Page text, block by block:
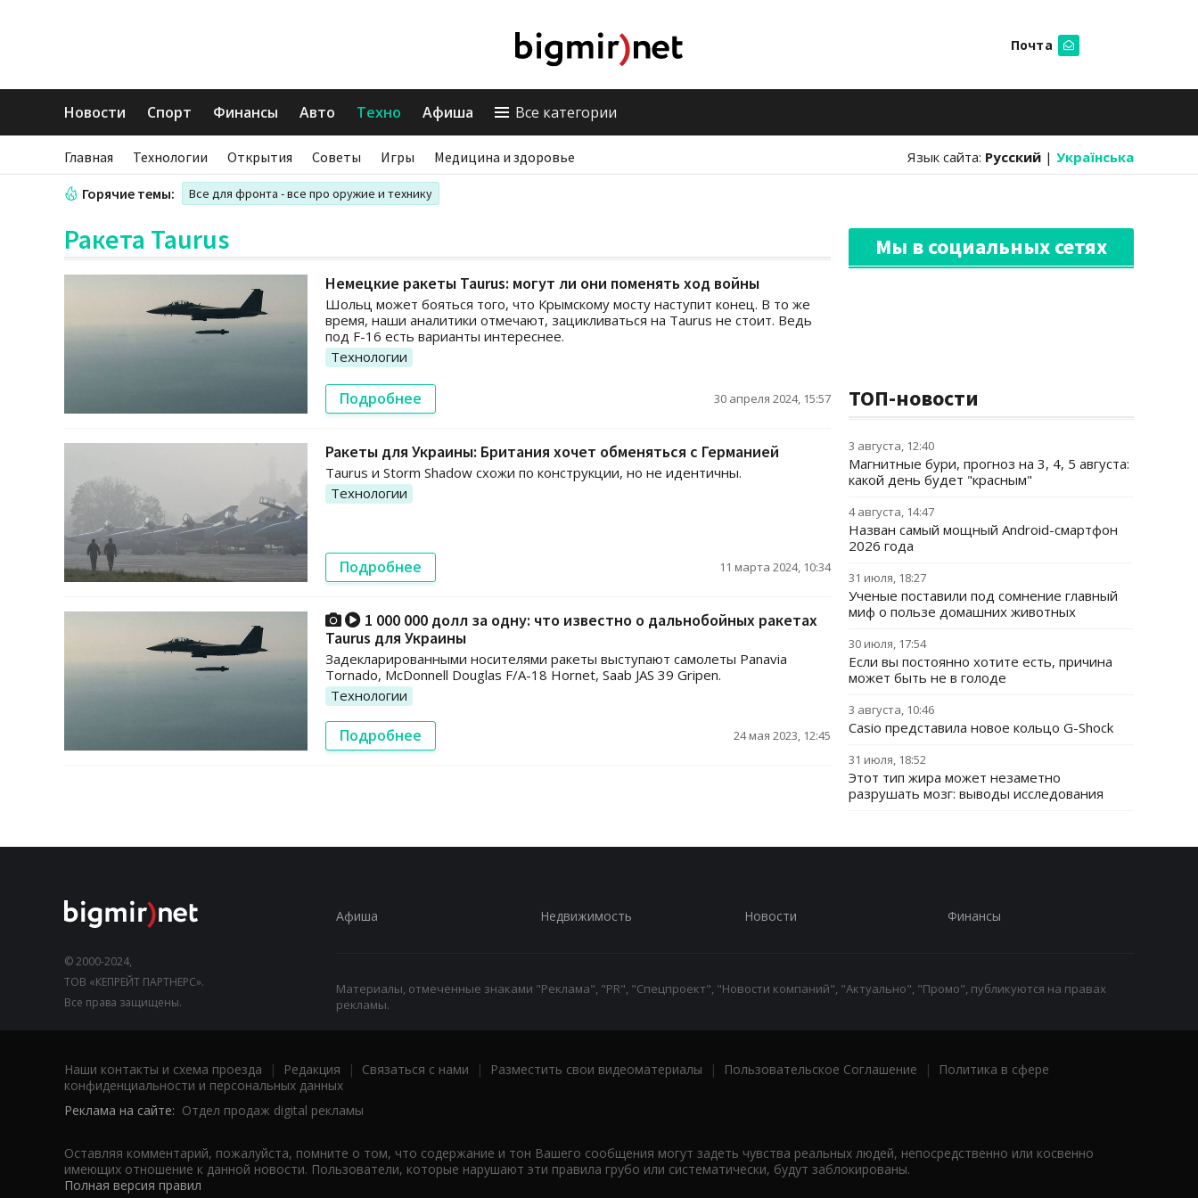
Почта
Новости Спорт Финансы Авто Техно Афиша Все категории
Главная Технологии Открытия Советы Игры Медицина и здоровье Язык сайта: Русский | Українська
Горячие темы: Все для фронта - все про оружие и технику
Ракета Taurus
Немецкие ракеты Taurus: могут ли они поменять ход войны
Шольц может бояться того, что Крымскому мосту наступит конец. В то же
время, наши аналитики отмечают, зацикливаться на Taurus не стоит. Ведь
под F-16 есть варианты интереснее.
Технологии
Подробнее 30 апреля 2024, 15:57
Ракеты для Украины: Британия хочет обменяться с Германией
Taurus и Storm Shadow схожи по конструкции, но не идентичны.
Технологии
Подробнее 11 марта 2024, 10:34
1 000 000 долл за одну: что известно о дальнобойных ракетах
Taurus для Украины
Задекларированными носителями ракеты выступают самолеты Panavia
Tornado, McDonnell Douglas F/A-18 Hornet, Saab JAS 39 Gripen.
Технологии
Подробнее 24 мая 2023, 12:45
Мы в социальных сетях
ТОП-новости
3 августа, 12:40
Магнитные бури, прогноз на 3, 4, 5 августа:
какой день будет "красным"
4 августа, 14:47
Назван самый мощный Android-смартфон
2026 года
31 июля, 18:27
Ученые поставили под сомнение главный
миф о пользе домашних животных
30 июля, 17:54
Если вы постоянно хотите есть, причина
может быть не в голоде
3 августа, 10:46
Casio представила новое кольцо G-Shock
31 июля, 18:52
Этот тип жира может незаметно
разрушать мозг: выводы исследования
© 2000-2024,
ТОВ «КЕПРЕЙТ ПАРТНЕРС».
Все права защищены.
Афиша Недвижимость Новости Финансы
Материалы, отмеченные знаками "Реклама", "PR", "Спецпроект", "Новости компаний", "Актуально", "Промо", публикуются на правах
рекламы.
Наши контакты и схема проезда | Редакция | Связаться с нами | Разместить свои видеоматериалы | Пользовательское Соглашение |
Политика в сфере
конфиденциальности и персональных данных
Реклама на сайте: Отдел продаж digital рекламы
Оставляя комментарий, пожалуйста, помните о том, что содержание и тон Вашего сообщения могут задеть чувства реальных людей, непосредственно или косвенно
имеющих отношение к данной новости. Пользователи, которые нарушают эти правила грубо или систематически, будут заблокированы.
Полная версия правил